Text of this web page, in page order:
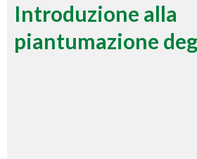
Introduzione alla
piantumazione